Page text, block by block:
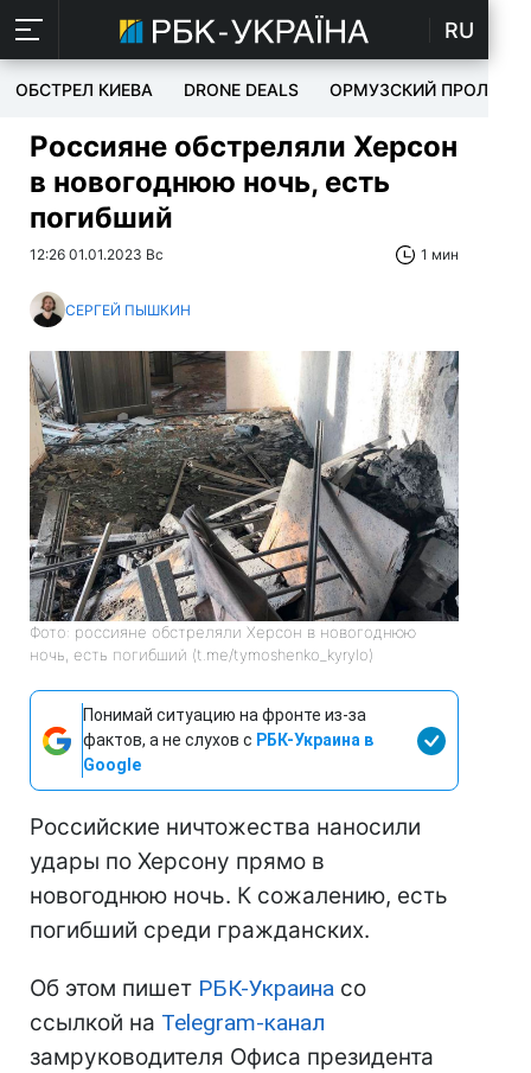
RU
ОБСТРЕЛ КИЕВА DRONE DEALS ОРМУЗСКИЙ ПРОЛИВ
Россияне обстреляли Херсон
в новогоднюю ночь, есть
погибший
12:26 01.01.2023 Вс 1 мин
СЕРГЕЙ ПЫШКИН
Фото: россияне обстреляли Херсон в новогоднюю
ночь, есть погибший (t.me/tymoshenko_kyrylo)
Понимай ситуацию на фронте из-за
фактов, а не слухов с РБК-Украина в
Google
Российские ничтожества наносили
удары по Херсону прямо в
новогоднюю ночь. К сожалению, есть
погибший среди гражданских.
Об этом пишет РБК-Украина со
ссылкой на Telegram-канал
замруководителя Офиса президента